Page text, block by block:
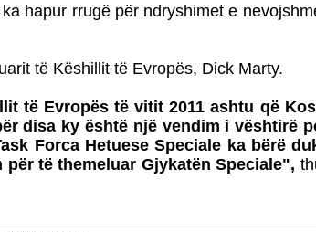
hapur rrugë për ndryshimet e
të Këshillit të Evropës, Dick Marty.
të Evropës të vitit 2011 ashtu që
disa ky është një vendim i vështirë
Forca Hetuese Speciale ka bërë
të themeluar Gjykatën Speciale",